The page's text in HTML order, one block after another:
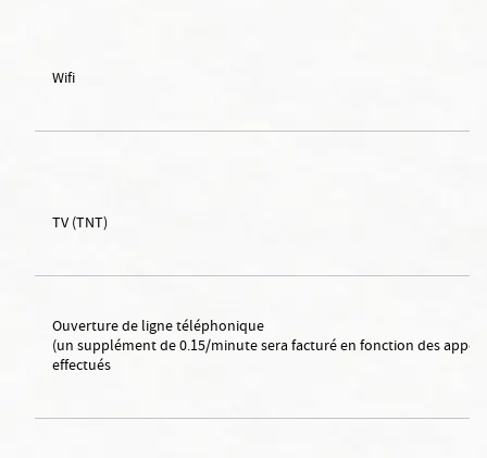
Wifi
TV (TNT)
Ouverture de ligne téléphonique
(un supplément de 0.15/minute sera facturé en fonction des
effectués